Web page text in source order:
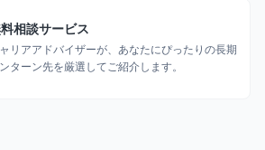
相談サービス
リアアドバイザーが、あなたにぴったりの長期
ターン先を厳選してご紹介します。